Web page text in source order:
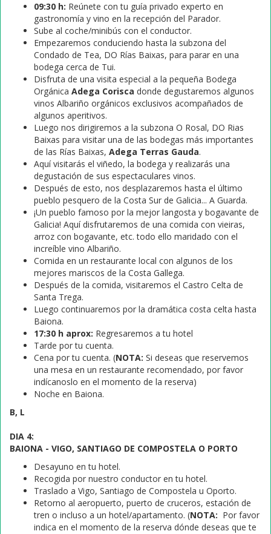
09:30 h: Reúnete con tu guía privado experto en
gastronomía y vino en la recepción del Parador.
Sube al coche/minibús con el conductor.
Empezaremos conduciendo hasta la subzona del
Condado de Tea, DO Rías Baixas, para parar en una
bodega cerca de Tui.
Disfruta de una visita especial a la pequeña Bodega
Orgánica Adega Corisca donde degustaremos algunos
vinos Albariño orgánicos exclusivos acompañados de
algunos aperitivos.
Luego nos dirigiremos a la subzona O Rosal, DO Rias
Baixas para visitar una de las bodegas más importantes
de las Rías Baixas, Adega Terras Gauda.
Aquí visitarás el viñedo, la bodega y realizarás una
degustación de sus espectaculares vinos.
Después de esto, nos desplazaremos hasta el último
pueblo pesquero de la Costa Sur de Galicia... A Guarda.
¡Un pueblo famoso por la mejor langosta y bogavante de
Galicia! Aquí disfrutaremos de una comida con vieiras,
arroz con bogavante, etc. todo ello maridado con el
increíble vino Albariño.
Comida en un restaurante local con algunos de los
mejores mariscos de la Costa Gallega.
Después de la comida, visitaremos el Castro Celta de
Santa Trega.
Luego continuaremos por la dramática costa celta hasta
Baiona.
17:30 h aprox: Regresaremos a tu hotel
Tarde por tu cuenta.
Cena por tu cuenta. (NOTA: Si deseas que reservemos
una mesa en un restaurante recomendado, por favor
indícanoslo en el momento de la reserva)
Noche en Baiona.
B, L
DIA 4:
BAIONA - VIGO, SANTIAGO DE COMPOSTELA O PORTO
Desayuno en tu hotel.
Recogida por nuestro conductor en tu hotel.
Traslado a Vigo, Santiago de Compostela u Oporto.
Retorno al aeropuerto, puerto de cruceros, estación de
tren o incluso a un hotel/apartamento. (NOTA: Por favor
indica en el momento de la reserva dónde deseas que te